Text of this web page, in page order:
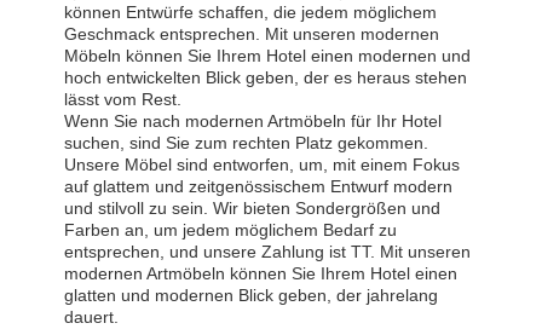
können Entwürfe schaffen, die jedem möglichem
Geschmack entsprechen. Mit unseren modernen
Möbeln können Sie Ihrem Hotel einen modernen und
hoch entwickelten Blick geben, der es heraus stehen
lässt vom Rest.
Wenn Sie nach modernen Artmöbeln für Ihr Hotel
suchen, sind Sie zum rechten Platz gekommen.
Unsere Möbel sind entworfen, um, mit einem Fokus
auf glattem und zeitgenössischem Entwurf modern
und stilvoll zu sein. Wir bieten Sondergrößen und
Farben an, um jedem möglichem Bedarf zu
entsprechen, und unsere Zahlung ist TT. Mit unseren
modernen Artmöbeln können Sie Ihrem Hotel einen
glatten und modernen Blick geben, der jahrelang
dauert.